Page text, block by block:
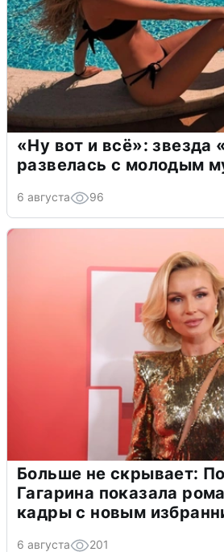
«Ну вот и всё»: звезда
развелась с молодым
6 августа 96
Больше не скрывает:
Гагарина показала
кадры с новым
6 августа 201